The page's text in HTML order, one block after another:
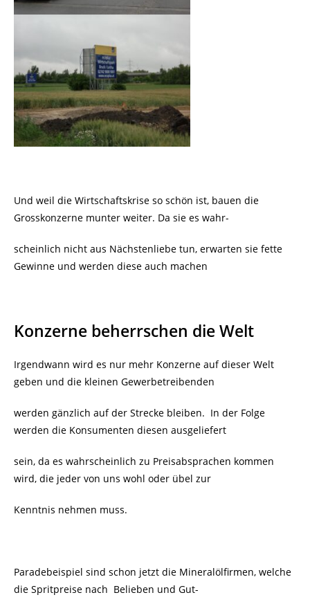
Und weil die Wirtschaftskrise so schön ist, bauen die
Grosskonzerne munter weiter. Da sie es wahr-
scheinlich nicht aus Nächstenliebe tun, erwarten sie fette
Gewinne und werden diese auch machen
Konzerne beherrschen die Welt
Irgendwann wird es nur mehr Konzerne auf dieser Welt
geben und die kleinen Gewerbetreibenden
werden gänzlich auf der Strecke bleiben. In der Folge
werden die Konsumenten diesen ausgeliefert
sein, da es wahrscheinlich zu Preisabsprachen kommen
wird, die jeder von uns wohl oder übel zur
Kenntnis nehmen muss.
Paradebeispiel sind schon jetzt die Mineralölfirmen, welche
die Spritpreise nach Belieben und Gut-